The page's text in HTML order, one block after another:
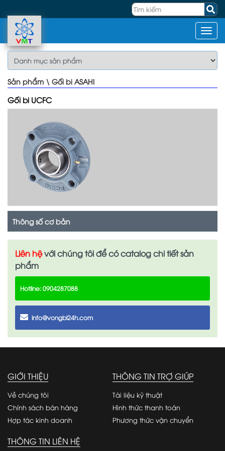
Sản phẩm \ Gối bi ASAHI
Gối bi UCFC
Thông số cơ bản
Liên hệvới chúng tôi để có catalog chi tiết sản
phẩm
Hotline: 0904287088
info@vongbi24h.com
GIỚI THIỆU
Về chúng tôi
Chính sách bán hàng
Hợp tác kinh doanh
THÔNG TIN TRỢ GIÚP
Tài liệu kỹ thuật
Hình thức thanh toán
Phương thức vận chuyển
THÔNG TIN LIÊN HỆ